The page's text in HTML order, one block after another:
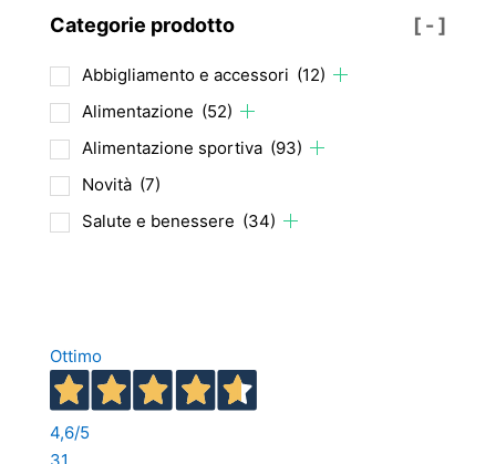
Categorie prodotto [ - ]
Abbigliamento e accessori (12)
Alimentazione (52)
Alimentazione sportiva (93)
Novità (7)
Salute e benessere (34)
Ottimo
4,6/5